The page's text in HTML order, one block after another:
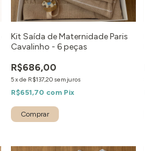
Kit Saída de Maternidade Paris
Cavalinho - 6 peças
R$686,00
5xde R$137,20 sem juros
R$651,70 com Pix